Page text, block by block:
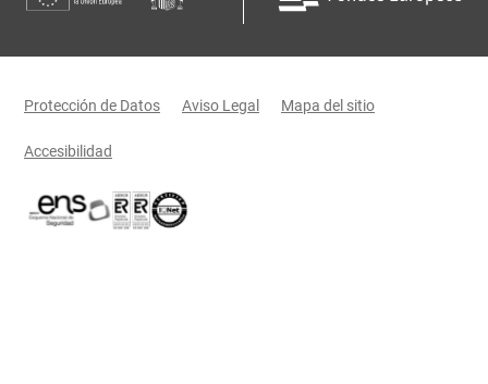
Menú legal
Protección de Datos Aviso Legal Mapa del sitio
Accesibilidad